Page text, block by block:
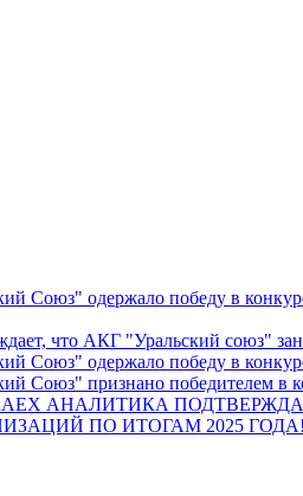
Союз" одержало победу в
что АКГ "Уральский союз"
Союз" одержало победу в
Союз" признано победителем
АНАЛИТИКА
ПО ИТОГАМ 2025 ГОДА!